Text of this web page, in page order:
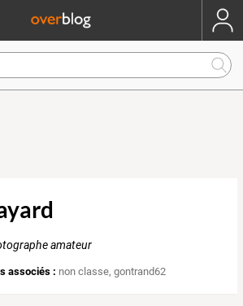
amateur
associés : non classe,gontrand62